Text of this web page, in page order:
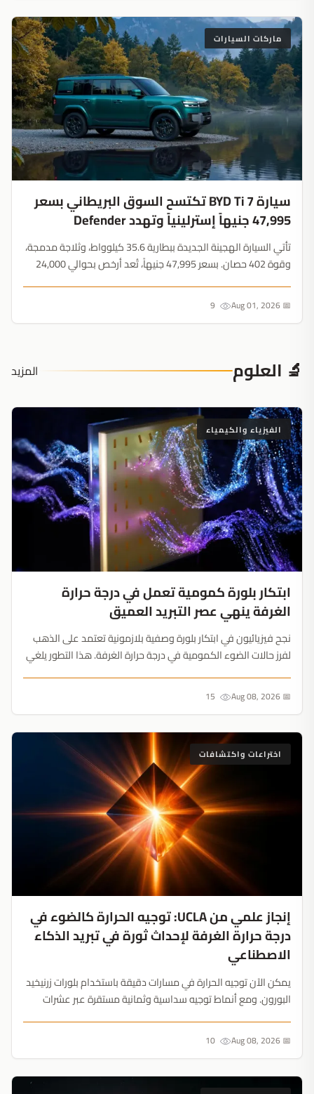
ماركات السيارات
سيارة BYD Ti 7 تكتسح السوق البريطاني بسعر
47,995 جنيهاً إسترلينياً وتهدد Defender
تأتي السيارة الهجينة الجديدة ببطارية 35.6 كيلوواط، وثلاجة مدمجة،
وقوة 402 حصان. بسعر 47,995 جنيهاً، تُعد أرخص بحوالي 24,000
📅 Aug 01, 2026
🔬 العلوم المزيد
الفيزياء والكيمياء
ابتكار بلورة كمومية تعمل في درجة حرارة
الغرفة ينهي عصر التبريد العميق
نجح فيزيائيون في ابتكار بلورة وصفية بلازمونية تعتمد على الذهب
لفرز حالات الضوء الكمومية في درجة حرارة الغرفة. هذا التطور يلغي
وخلايا شمسية فائقة الكفاءة....📅 Aug 08, 2026
اختراعات واكتشافات
إنجاز علمي من UCLA: توجيه الحرارة كالضوء في
درجة حرارة الغرفة لإحداث ثورة في تبريد الذكاء
الاصطناعي
يمكن الآن توجيه الحرارة في مسارات دقيقة باستخدام بلورات زرنيخيد
البورون. ومع أنماط توجيه سداسية وثمانية مستقرة عبر عشرات
📅 Aug 08, 2026